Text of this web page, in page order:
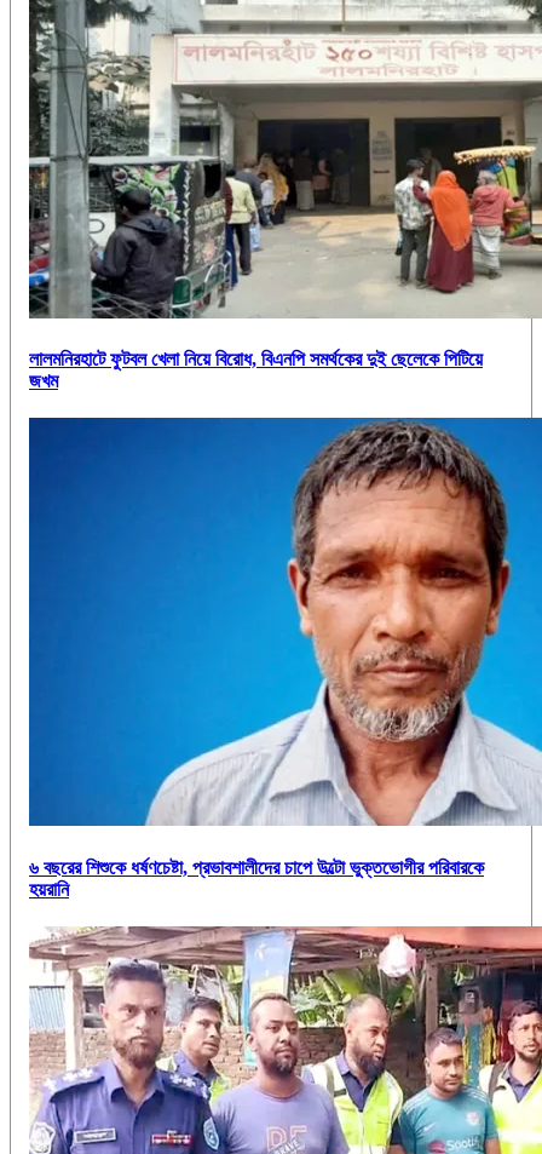
লালমনিরহাটে ফুটবল খেলা নিয়ে বিরোধ, বিএনপি সমর্থকের দুই ছেলেকে পিটিয়ে
জখম
৬ বছরের শিশুকে ধর্ষণচেষ্টা, প্রভাবশালীদের চাপে উল্টো ভুক্তভোগীর পরিবারকে
হয়রানি